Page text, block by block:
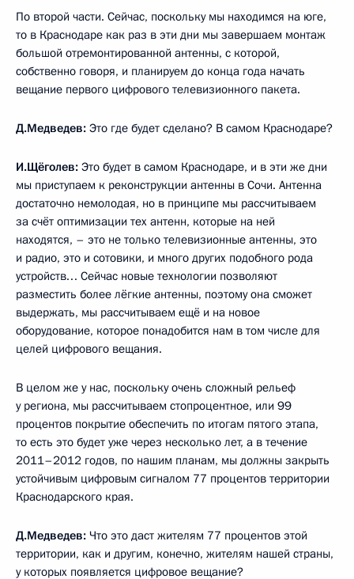
По второй части. Сейчас, поскольку мы находимся на юге,
то в Краснодаре как раз в эти дни мы завершаем монтаж
большой отремонтированной антенны, с которой,
собственно говоря, и планируем до конца года начать
вещание первого цифрового телевизионного пакета.
Д.Медведев: Это где будет сделано? В самом Краснодаре?
И.Щёголев: Это будет в самом Краснодаре, и в эти же дни
мы приступаем к реконструкции антенны в Сочи. Антенна
достаточно немолодая, но в принципе мы рассчитываем
за счёт оптимизации тех антенн, которые на ней
находятся, – это не только телевизионные антенны, это
и радио, это и сотовики, и много других подобного рода
устройств… Сейчас новые технологии позволяют
разместить более лёгкие антенны, поэтому она сможет
выдержать, мы рассчитываем ещё и на новое
оборудование, которое понадобится нам в том числе для
целей цифрового вещания.
В целом же у нас, поскольку очень сложный рельеф
у региона, мы рассчитываем стопроцентное, или 99
процентов покрытие обеспечить по итогам пятого этапа,
то есть это будет уже через несколько лет, а в течение
2011–2012 годов, по нашим планам, мы должны закрыть
устойчивым цифровым сигналом 77 процентов территории
Краснодарского края.
Д.Медведев: Что это даст жителям 77 процентов этой
территории, как и другим, конечно, жителям нашей страны,
у которых появляется цифровое вещание?